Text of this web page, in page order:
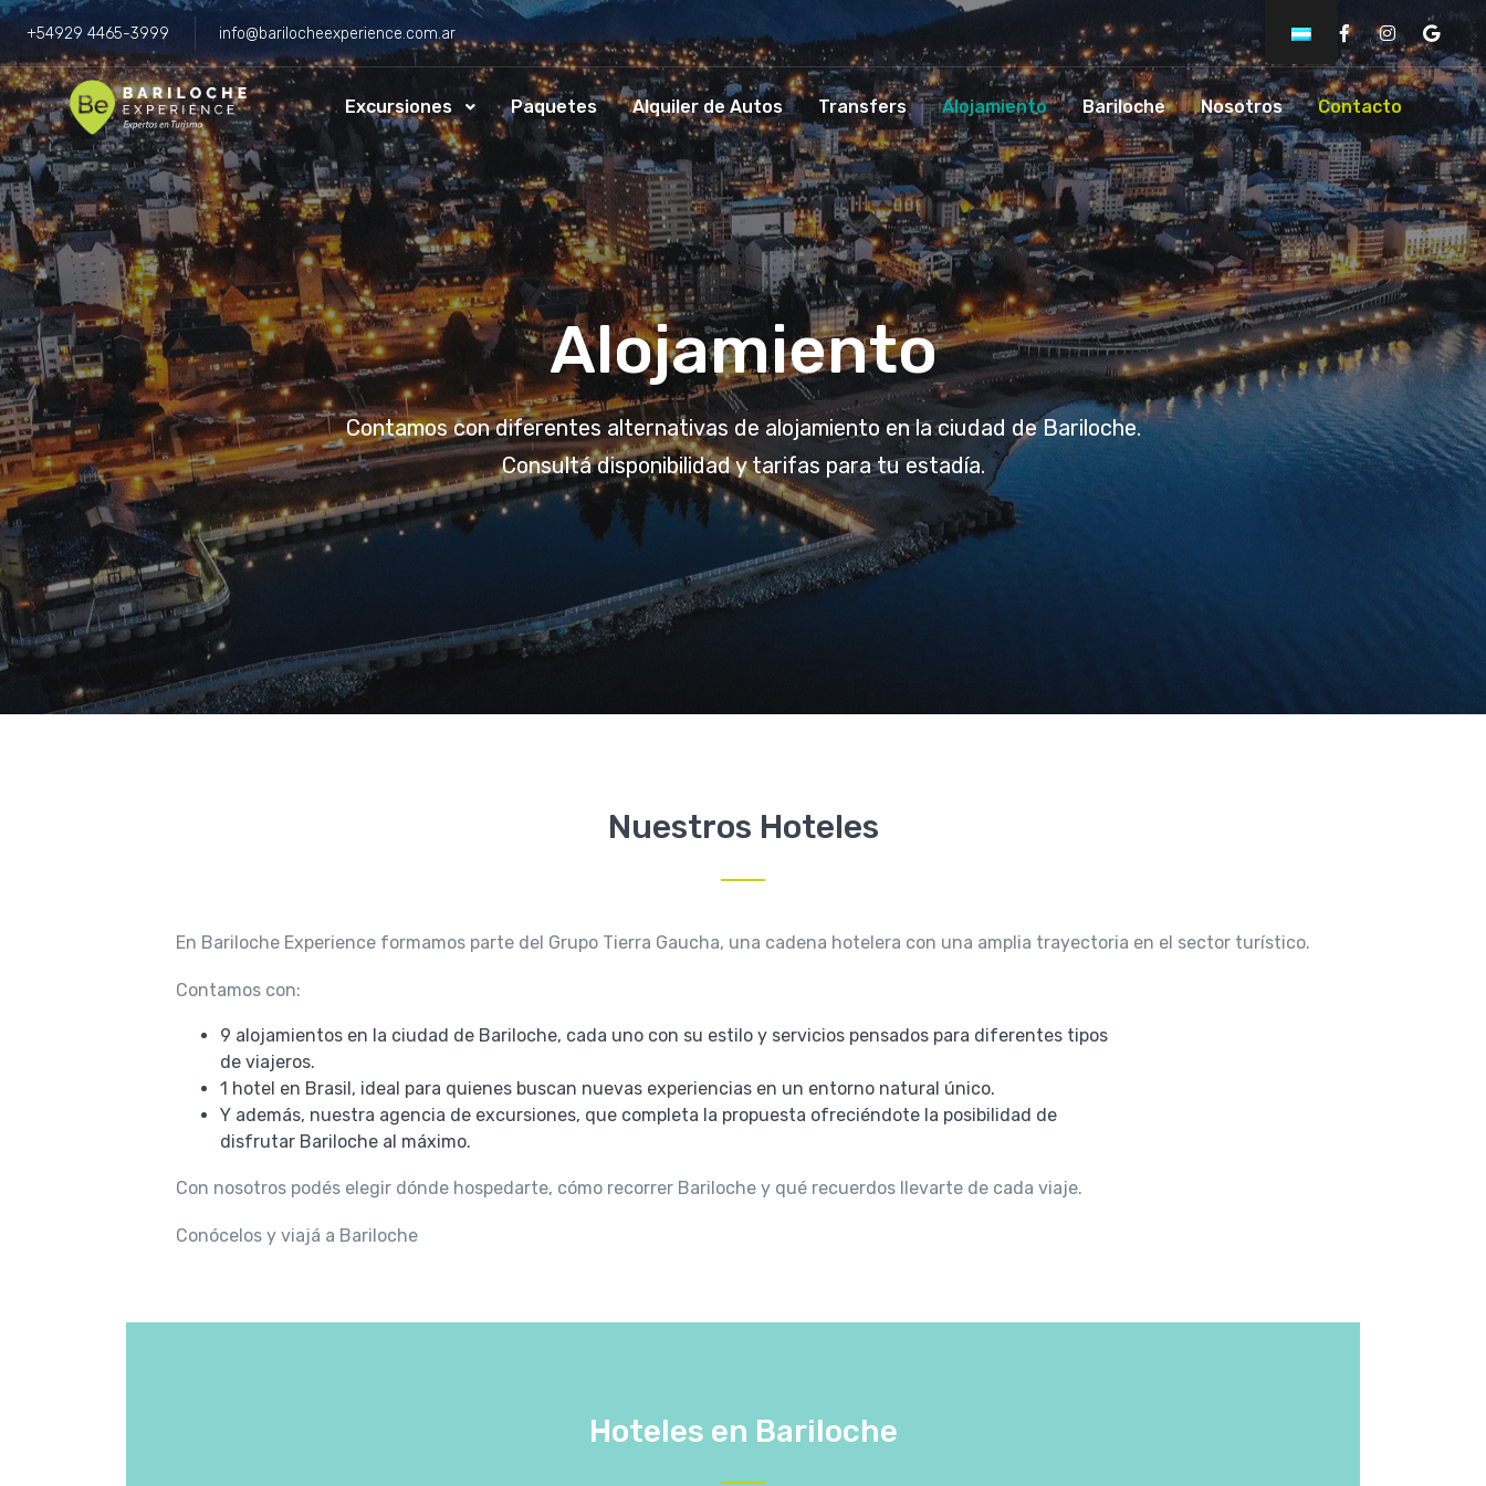
+54929 4465-3999 info@barilocheexperience.com.ar
FacebookInstagram
Excursiones Paquetes Alquiler de Autos Transfers Alojamiento Bariloche Nosotros Contacto
Alojamiento
Contamos con diferentes alternativas de alojamiento en la ciudad de Bariloche.
Consultá disponibilidad y tarifas para tu estadía.
Nuestros Hoteles
En Bariloche Experience formamos parte del Grupo Tierra Gaucha, una cadena hotelera con una amplia trayectoria en el sector turístico.
Contamos con:
9 alojamientos en la ciudad de Bariloche, cada uno con su estilo y servicios pensados para diferentes tipos
de viajeros.
1 hotel en Brasil, ideal para quienes buscan nuevas experiencias en un entorno natural único.
Y además, nuestra agencia de excursiones, que completa la propuesta ofreciéndote la posibilidad de
disfrutar Bariloche al máximo.
Con nosotros podés elegir dónde hospedarte, cómo recorrer Bariloche y qué recuerdos llevarte de cada viaje.
Conócelos y viajá a Bariloche
Hoteles en Bariloche